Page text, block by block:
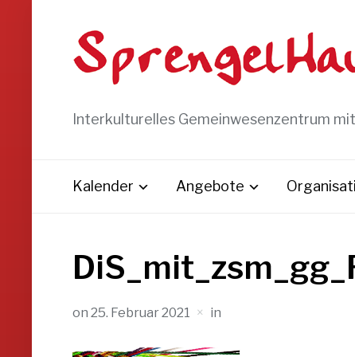
Interkulturelles Gemeinwesenzentrum
Kalender Angebote
on 25. Februar 2021 in